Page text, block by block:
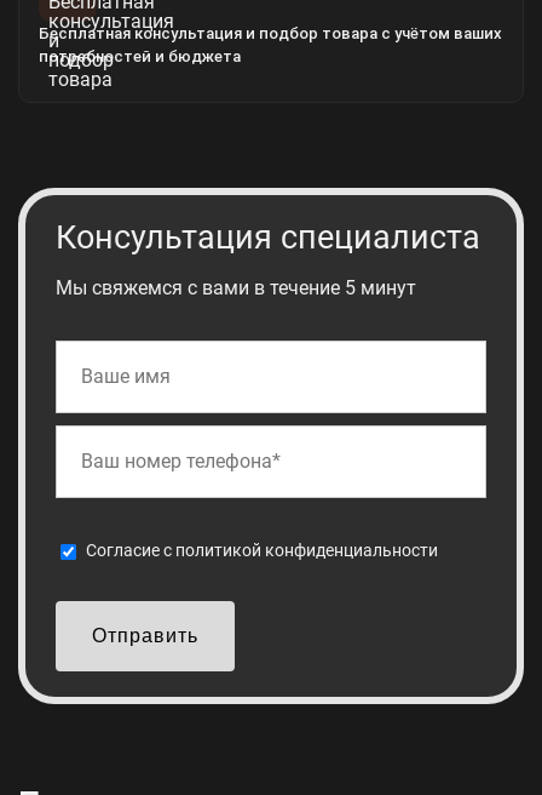
Бесплатная консультация и подбор товара с учётом ваших
потребностей и бюджета
Консультация специалиста
Мы свяжемся с вами в течение 5 минут
Cогласие с политикой конфиденциальности
Отправить